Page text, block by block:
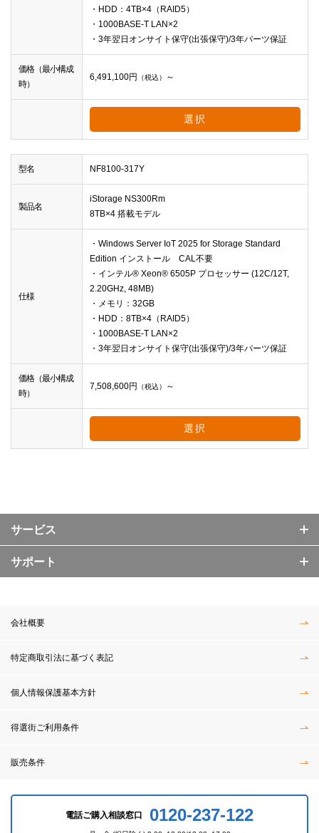
・HDD：4TB×4（RAID5）
・1000BASE-T LAN×2
・3年翌日オンサイト保守(出張保守)/3年パーツ保証
価格（最小構成
時）
6,491,100円 （税込） ～
選択
型名 NF8100-317Y
製品名
iStorage NS300Rm
8TB×4 搭載モデル
仕様
・Windows Server IoT 2025 for Storage Standard
Edition インストール CAL不要
・インテル® Xeon® 6505P プロセッサー (12C/12T,
2.20GHz, 48MB)
・メモリ：32GB
・HDD：8TB×4（RAID5）
・1000BASE-T LAN×2
・3年翌日オンサイト保守(出張保守)/3年パーツ保証
価格（最小構成
時）
7,508,600円 （税込） ～
選択
サービス
サポート
会社概要
特定商取引法に基づく表記
個人情報保護基本方針
得選街ご利用条件
販売条件
電話ご購入相談窓口 0120-237-122